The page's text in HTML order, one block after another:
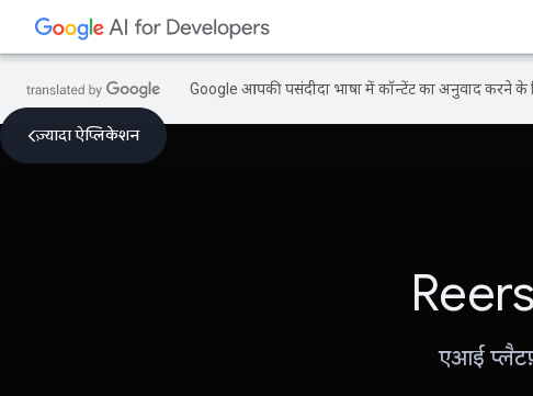
Google आपकी पसंदीदा भाषा में कॉन्टेंट का अनुवाद करने
ज़्यादा ऐप्लिकेशन
एआई